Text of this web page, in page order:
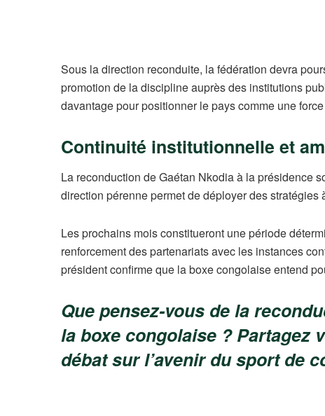
Sous la direction reconduite, la fédération devra
promotion de la discipline auprès des institutions
davantage pour positionner le pays comme une
Continuité institutionnelle et
La reconduction de Gaétan Nkodia à la présidence
direction pérenne permet de déployer des
Les prochains mois constitueront une période
renforcement des partenariats avec les instances
président confirme que la boxe congolaise entend
Que pensez-vous de la
la boxe congolaise ? Partagez
débat sur l’avenir du sport de